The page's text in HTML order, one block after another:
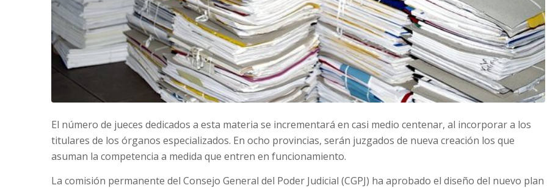
El número de jueces dedicados a esta materia se incrementará en casi medio centenar, al incorporar a los
titulares de los órganos especializados. En ocho provincias, serán juzgados de nueva creación los que
asuman la competencia a medida que entren en funcionamiento.
La comisión permanente del Consejo General del Poder Judicial (CGPJ) ha aprobado el diseño del nuevo plan